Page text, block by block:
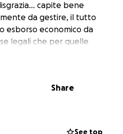
capite bene
da gestire, il tutto
esborso economico da
legali che per quelle
Share
See top